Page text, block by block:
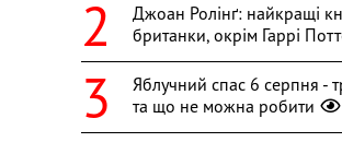
Джоан Ролінґ: найкращі
британки, окрім Гаррі
Яблучний спас 6 серпня -
та що не можна робити